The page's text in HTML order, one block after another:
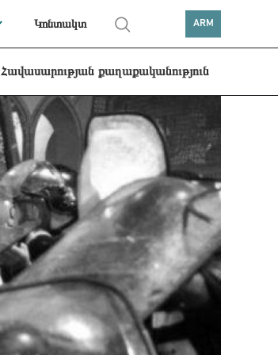
Կոնտակտ ARM
Հավասարության քաղաքականություն